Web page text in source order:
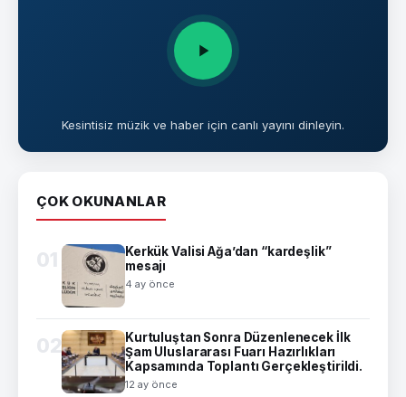
Kesintisiz müzik ve haber için canlı yayını dinleyin.
ÇOK OKUNANLAR
01
Kerkük Valisi Ağa’dan “kardeşlik”
mesajı
4 ay önce
02
Kurtuluştan Sonra Düzenlenecek İlk
Şam Uluslararası Fuarı Hazırlıkları
Kapsamında Toplantı Gerçekleştirildi.
12 ay önce